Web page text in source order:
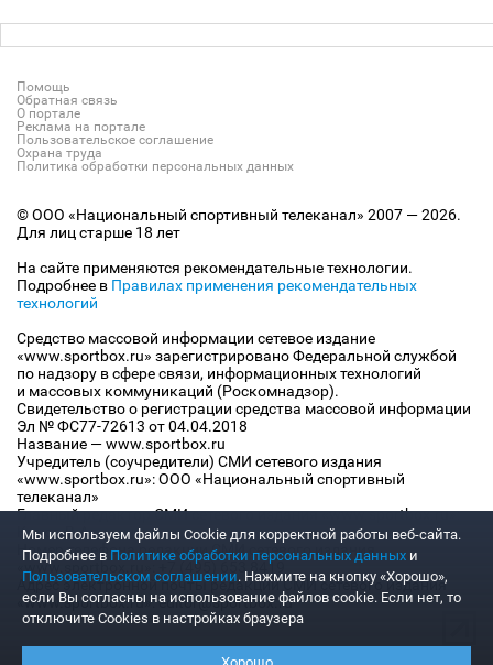
Помощь
Обратная связь
О портале
Реклама на портале
Пользовательское соглашение
Охрана труда
Политика обработки персональных данных
© ООО «Национальный спортивный телеканал» 2007 — 2026.
Для лиц старше 18 лет
На сайте применяются рекомендательные технологии.
Подробнее в Правилах применения рекомендательных
технологий
Средство массовой информации сетевое издание
«www.sportbox.ru» зарегистрировано Федеральной службой
по надзору в сфере связи, информационных технологий
и массовых коммуникаций (Роскомнадзор).
Свидетельство о регистрации средства массовой информации
Эл № ФС77-72613 от 04.04.2018
Название — www.sportbox.ru
Учредитель (соучредители) СМИ сетевого издания
«www.sportbox.ru»: ООО «Национальный спортивный
телеканал»
Главный редактор СМИ сетевого издания «www.sportbox.ru»:
Конов В.А.
Номер телефона редакции СМИ сетевого издания
«www.sportbox.ru»: +7 (495) 653 8419
Адрес электронной почты редакции СМИ сетевого издания
«www.sportbox.ru»: editor@sportbox.ru
Мы используем файлы Сookie для корректной работы веб-сайта.
Подробнее в Политике обработки персональных данных и
Пользовательском соглашении. Нажмите на кнопку «Хорошо»,
если Вы согласны на использование файлов cookie. Если нет, то
отключите Cookies в настройках браузера